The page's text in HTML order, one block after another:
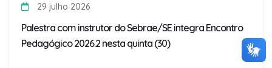
29 julho 2026
Palestra com instrutor do Sebrae/SE integra Encontro
Pedagógico 2026.2 nesta quinta (30)